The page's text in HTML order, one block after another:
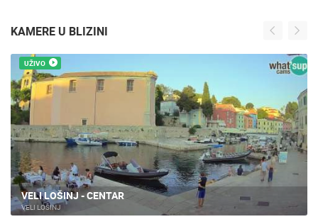
KAMERE U BLIZINI
UŽIVO
JASLICE UŽIVO - VELI LOŠINJ
VELI LOŠINJ